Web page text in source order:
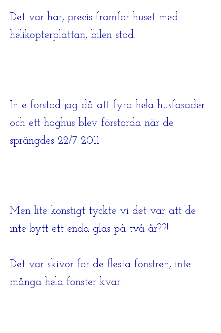
Det var här, precis framför huset med
helikopterplattan, bilen stod.
Inte förstod jag då att fyra hela husfasader
och ett höghus blev förstörda när de
sprängdes 22/7 2011
Men lite konstigt tyckte vi det var att de
inte bytt ett enda glas på två år??!
Det var skivor för de flesta fönstren, inte
många hela fönster kvar.